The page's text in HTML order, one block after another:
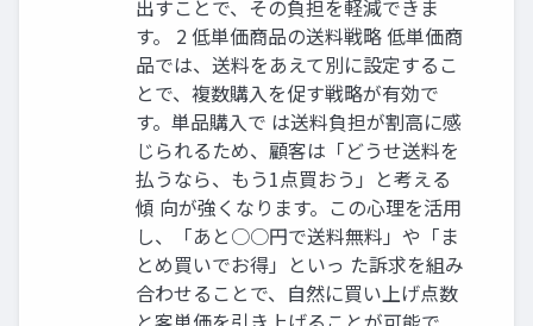
出すことで、その負担を軽減できま
す。 2 低単価商品の送料戦略 低単価商
品では、送料をあえて別に設定するこ
とで、複数購入を促す戦略が有効で
す。単品購入で は送料負担が割高に感
じられるため、顧客は「どうせ送料を
払うなら、もう1点買おう」と考える
傾 向が強くなります。この心理を活用
し、「あと○○円で送料無料」や「ま
とめ買いでお得」といっ た訴求を組み
合わせることで、自然に買い上げ点数